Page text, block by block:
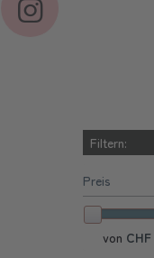
Filtern:
Preis
von